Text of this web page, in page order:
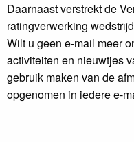
Daarnaast verstrekt de
ratingverwerking
Wilt u geen e-mail meer
activiteiten en nieuwtjes
gebruik maken van de
opgenomen in iedere e-